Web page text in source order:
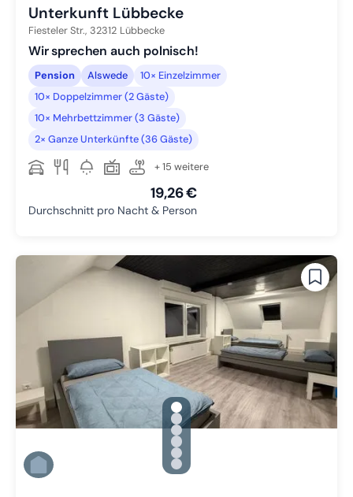
Unterkunft Lübbecke
Fiesteler Str., 32312 Lübbecke
Wir sprechen auch polnisch!
Pension Alswede
10× Einzelzimmer
10× Doppelzimmer (2 Gäste)
10× Mehrbettzimmer (3 Gäste)
2× Ganze Unterkünfte (36 Gäste)
+ 15 weitere
19,26 €
Durchschnitt pro Nacht & Person
gallery.slide_selector
Zu Slide 1 wechseln
Zu Slide 2 wechseln
Zu Slide 3 wechseln
Zu Slide 4 wechseln
Zu Slide 5 wechseln
Zu Slide 6 wechseln